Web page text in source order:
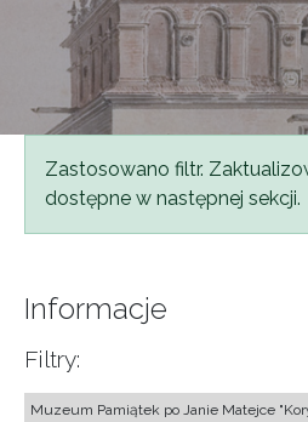
Komunikat
Zastosowano filtr.
dostępne w następnej sekcji.
Informacje
Filtry:
Muzeum Pamiątek po Janie Matejce